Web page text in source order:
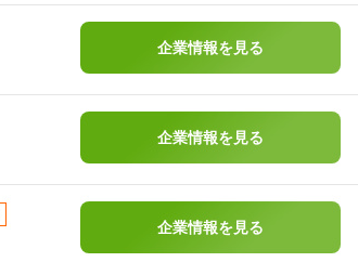
企業情報を見る
企業情報を見る
企業情報を見る